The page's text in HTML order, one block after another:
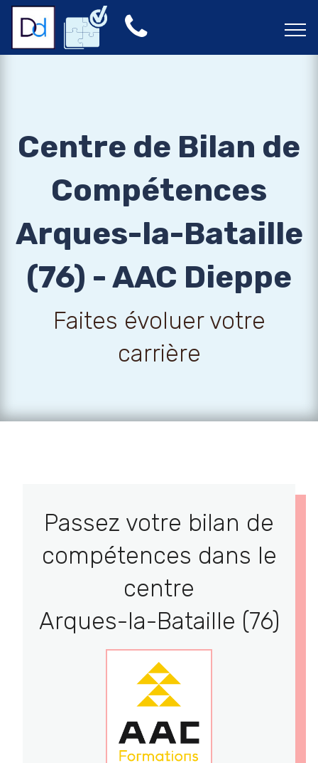
Centre de Bilan de
Compétences
Arques-la-Bataille
(76) - AAC Dieppe
Faites évoluer votre
carrière
Passez votre bilan de
compétences dans le
centre
Arques-la-Bataille (76)